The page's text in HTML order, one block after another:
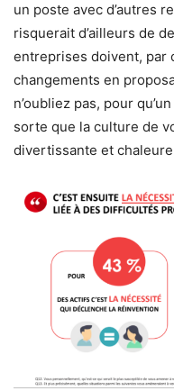
un poste avec d’autres
risquerait d’ailleurs de
entreprises doivent, par
changements en
n’oubliez pas, pour
sorte que la culture de
divertissante et